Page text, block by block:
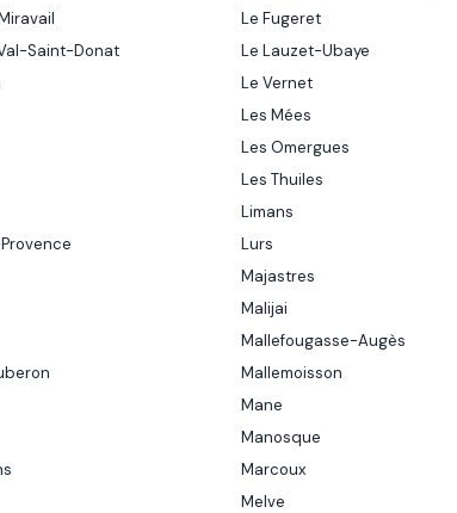
Saint-Donat
Le Fugeret
Le Lauzet-Ubaye
Le Vernet
Les Mées
Les Omergues
Les Thuiles
Limans
Lurs
Majastres
Malijai
Mallefougasse-Augès
Mallemoisson
Mane
Manosque
Marcoux
Melve